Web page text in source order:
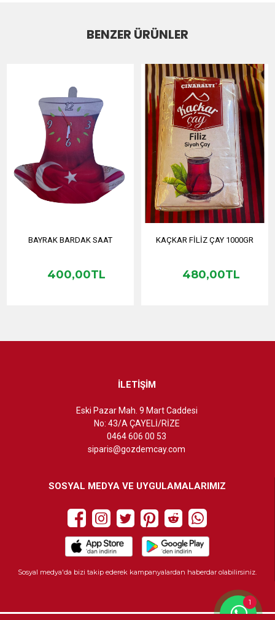
BENZER ÜRÜNLER
BAYRAK BARDAK SAAT
400,00TL
KAÇKAR FİLİZ ÇAY 1000GR
480,00TL
İLETİŞİM
Eski Pazar Mah. 9 Mart Caddesi
No: 43/A ÇAYELİ/RİZE
0464 606 00 53
siparis@gozdemcay.com
SOSYAL MEDYA VE UYGULAMALARIMIZ
Sosyal medya'da bizi takip ederek kampanyalardan haberdar olabilirsiniz.
1